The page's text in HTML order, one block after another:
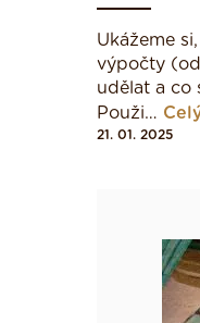
Ukážeme
výpočty
udělat a co
Použi…
21. 01. 2025